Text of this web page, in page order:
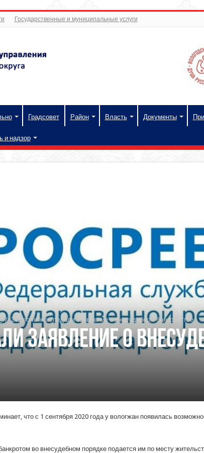
Государственные и муниципальные услуги
Градсовет Район Власть Документы
и надзор
/ 213 вологжан подали заявление о внесудебном банкротстве
заявление о
что с 1 сентября 2020 года у вологжан появилась
во внесудебном порядке подается им по месту